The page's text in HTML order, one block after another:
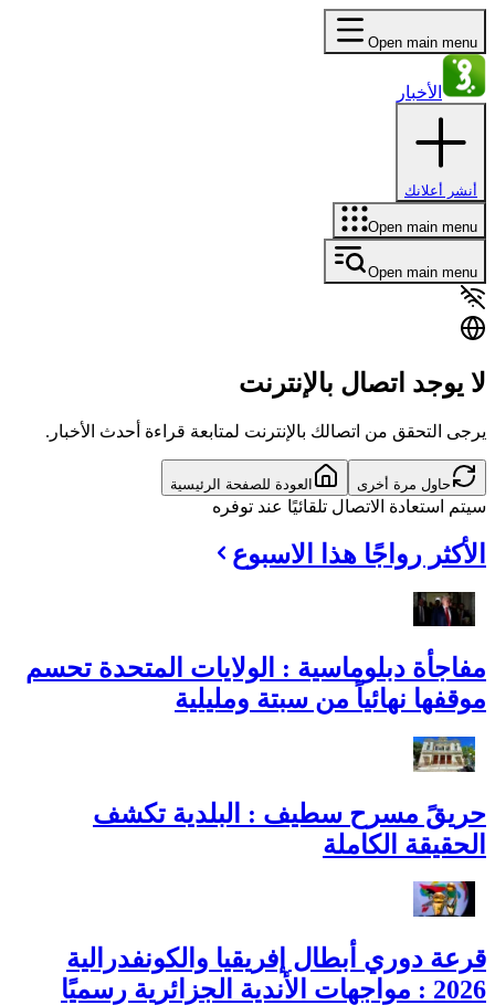
Open main menu
الأخبار
أنشر أعلانك
Open main menu
Open main menu
لا يوجد اتصال بالإنترنت
يرجى التحقق من اتصالك بالإنترنت لمتابعة قراءة أحدث الأخبار.
حاول مرة أخرى العودة للصفحة الرئيسية
سيتم استعادة الاتصال تلقائيًا عند توفره
الأكثر رواجًا هذا الاسبوع
مفاجأة دبلوماسية : الولايات المتحدة تحسم
موقفها نهائياً من سبتة ومليلية
حريقً مسرح سطيف : البلدية تكشف
الحقيقة الكاملة
قرعة دوري أبطال إفريقيا والكونفدرالية
2026 : مواجهات الأندية الجزائرية رسميًا